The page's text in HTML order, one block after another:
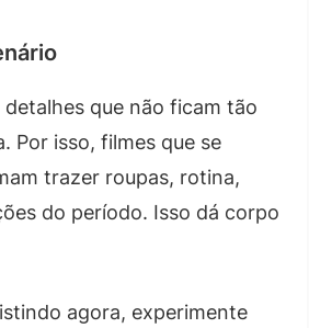
detalhes que não ficam tão
Por isso, filmes que se
trazer roupas, rotina,
do período. Isso dá corpo
agora, experimente